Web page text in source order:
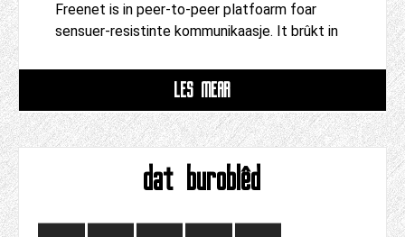
Freenet is in peer-to-peer platfoarm foar
sensuer-resistinte kommunikaasje. It brûkt in
LÊS MEAR
dat buroblêd